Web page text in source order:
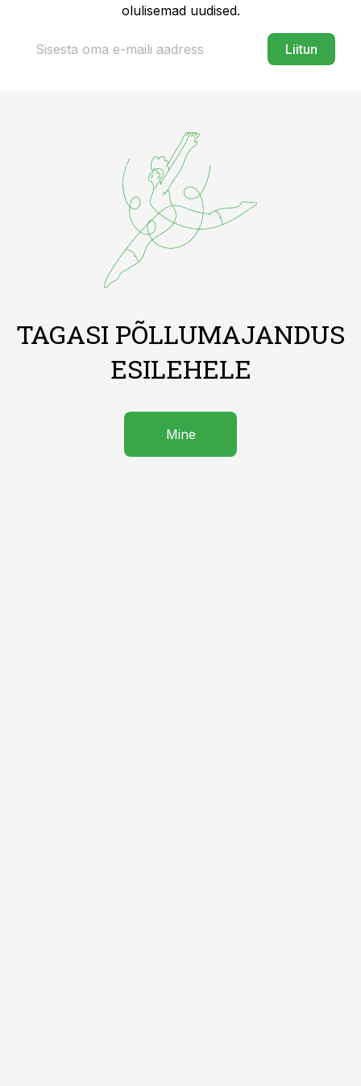
olulisemad uudised.
Liitun
TAGASI PÕLLUMAJANDUS
ESILEHELE
Mine